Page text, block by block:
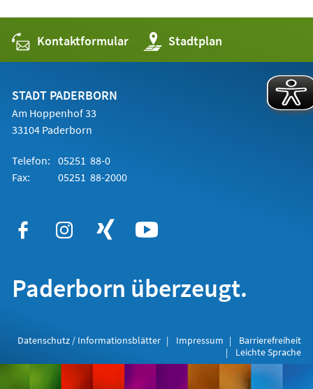
Kontaktformular Stadtplan
(Öffnet
in
einem
STADT PADERBORN
Am Hoppenhof 33
33104 Paderborn
Telefon: 05251 88-0
Fax:
05251 88-2000
Paderborn überzeugt.
Datenschutz / Informationsblätter Impressum
Barrierefreiheit
Leichte Sprache